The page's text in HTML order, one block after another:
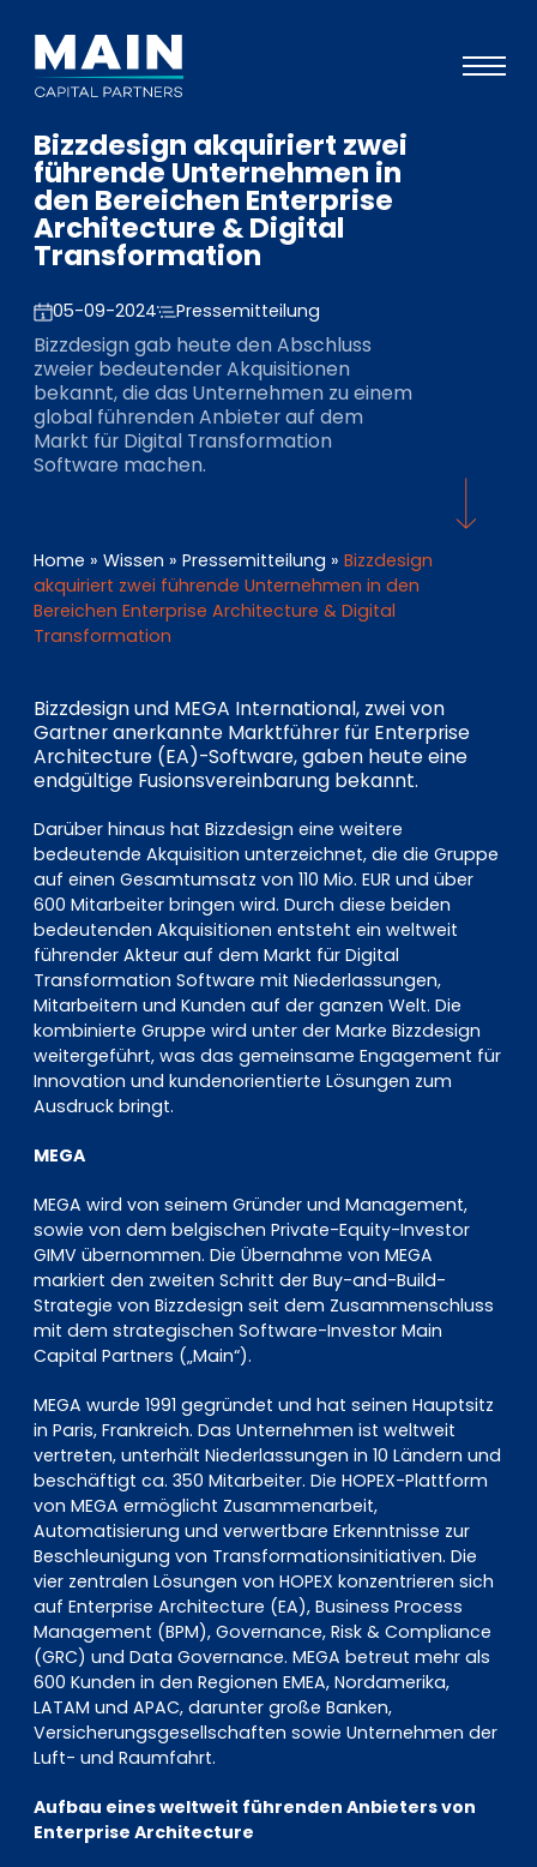
Portfolio
Ansatz
Wissen
Veranstaltungen
Investoren
ESG
Über uns
Bizzdesign akquiriert zwei
führende Unternehmen in
den Bereichen Enterprise
Architecture & Digital
Transformation
05-09-2024 Pressemitteilung
Bizzdesign gab heute den Abschluss
zweier bedeutender Akquisitionen
bekannt, die das Unternehmen zu einem
global führenden Anbieter auf dem
Markt für Digital Transformation
Software machen.
Home » Wissen » Pressemitteilung » Bizzdesign
akquiriert zwei führende Unternehmen in den
Bereichen Enterprise Architecture & Digital
Transformation
Bizzdesign und MEGA International, zwei von
Gartner anerkannte Marktführer für Enterprise
Architecture (EA)-Software, gaben heute eine
endgültige Fusionsvereinbarung bekannt.
Darüber hinaus hat Bizzdesign eine weitere
bedeutende Akquisition unterzeichnet, die die Gruppe
auf einen Gesamtumsatz von 110 Mio. EUR und über
600 Mitarbeiter bringen wird. Durch diese beiden
bedeutenden Akquisitionen entsteht ein weltweit
führender Akteur auf dem Markt für Digital
Transformation Software mit Niederlassungen,
Mitarbeitern und Kunden auf der ganzen Welt. Die
kombinierte Gruppe wird unter der Marke Bizzdesign
weitergeführt, was das gemeinsame Engagement für
Innovation und kundenorientierte Lösungen zum
Ausdruck bringt.
MEGA
MEGA wird von seinem Gründer und Management,
sowie von dem belgischen Private-Equity-Investor
GIMV übernommen. Die Übernahme von MEGA
markiert den zweiten Schritt der Buy-and-Build-
Strategie von Bizzdesign seit dem Zusammenschluss
mit dem strategischen Software-Investor Main
Capital Partners („Main“).
MEGA wurde 1991 gegründet und hat seinen Hauptsitz
in Paris, Frankreich. Das Unternehmen ist weltweit
vertreten, unterhält Niederlassungen in 10 Ländern und
beschäftigt ca. 350 Mitarbeiter. Die HOPEX-Plattform
von MEGA ermöglicht Zusammenarbeit,
Automatisierung und verwertbare Erkenntnisse zur
Beschleunigung von Transformationsinitiativen. Die
vier zentralen Lösungen von HOPEX konzentrieren sich
auf Enterprise Architecture (EA), Business Process
Management (BPM), Governance, Risk & Compliance
(GRC) und Data Governance. MEGA betreut mehr als
600 Kunden in den Regionen EMEA, Nordamerika,
LATAM und APAC, darunter große Banken,
Versicherungsgesellschaften sowie Unternehmen der
Luft- und Raumfahrt.
Aufbau eines weltweit führenden Anbieters von
Enterprise Architecture